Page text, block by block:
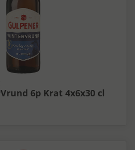
6p Krat 4x6x30 cl